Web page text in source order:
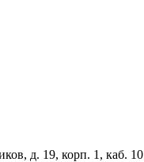
д. 19, корп. 1, каб. 10